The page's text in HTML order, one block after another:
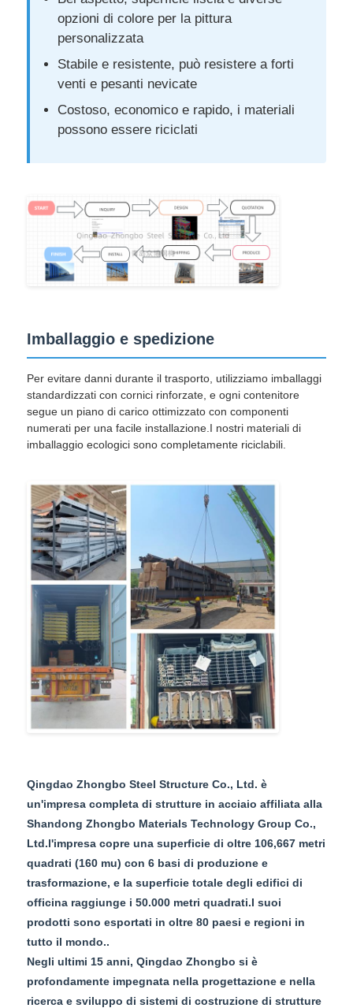
opzioni di colore per la pittura
personalizzata
Stabile e resistente, può resistere a forti
venti e pesanti nevicate
Costoso, economico e rapido, i materiali
possono essere riciclati
Imballaggio e spedizione
Per evitare danni durante il trasporto, utilizziamo imballaggi
standardizzati con cornici rinforzate, e ogni contenitore
segue un piano di carico ottimizzato con componenti
numerati per una facile installazione.I nostri materiali di
imballaggio ecologici sono completamente riciclabili.
Qingdao Zhongbo Steel Structure Co., Ltd. è
un'impresa completa di strutture in acciaio affiliata alla
Shandong Zhongbo Materials Technology Group Co.,
Ltd.l'impresa copre una superficie di oltre 106,667 metri
quadrati (160 mu) con 6 basi di produzione e
trasformazione, e la superficie totale degli edifici di
officina raggiunge i 50.000 metri quadrati.I suoi
prodotti sono esportati in oltre 80 paesi e regioni in
tutto il mondo..
Negli ultimi 15 anni, Qingdao Zhongbo si è
profondamente impegnata nella progettazione e nella
ricerca e sviluppo di sistemi di costruzione di strutture